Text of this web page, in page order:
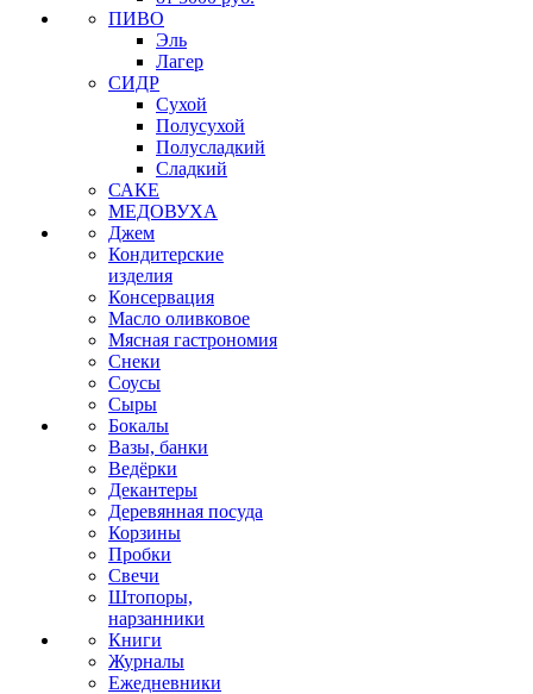
ПИВО
Эль
Лагер
СИДР
Сухой
Полусухой
Полусладкий
Сладкий
САКЕ
МЕДОВУХА
Джем
Кондитерские
изделия
Консервация
Масло оливковое
Мясная гастрономия
Снеки
Соусы
Сыры
Бокалы
Вазы, банки
Ведёрки
Декантеры
Деревянная посуда
Корзины
Пробки
Свечи
Штопоры,
нарзанники
Книги
Журналы
Ежедневники